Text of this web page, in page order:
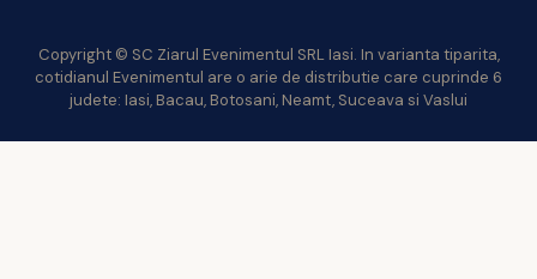
Copyright © SC Ziarul Evenimentul SRL Iasi. In varianta tiparita,
cotidianul Evenimentul are o arie de distributie care cuprinde 6
judete: Iasi, Bacau, Botosani, Neamt, Suceava si Vaslui